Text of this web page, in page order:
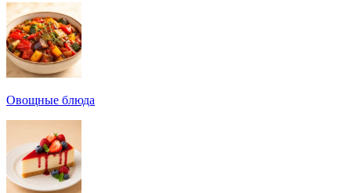
Овощные блюда